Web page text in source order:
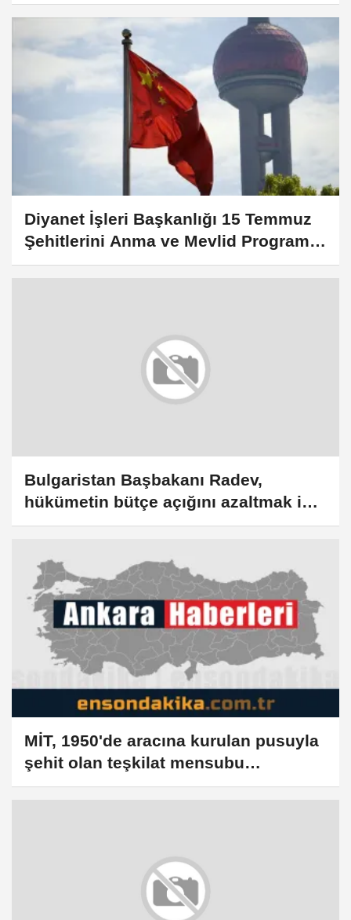
Diyanet İşleri Başkanlığı 15 Temmuz
Şehitlerini Anma ve Mevlid Programı
düzenledi
Bulgaristan Başbakanı Radev,
hükümetin bütçe açığını azaltmak için
çalıştığını söyledi
MİT, 1950'de aracına kurulan pusuyla
şehit olan teşkilat mensubu
Kaskatı'nın fotoğrafını paylaştı